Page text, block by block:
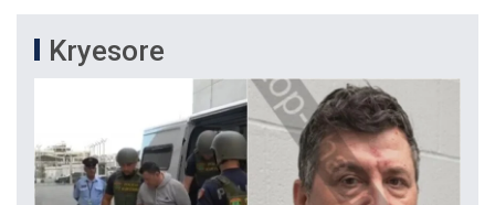
Kryesore